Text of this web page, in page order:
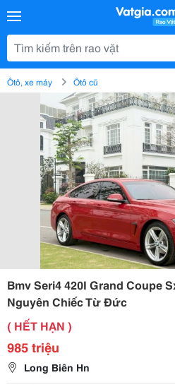
Ôtô, xe máy Ôtô cũ
Bmv Seri4 420I Grand Coupe
Nguyên Chiếc Từ Đức
( HẾT HẠN )
985 triệu
Long Biên Hn